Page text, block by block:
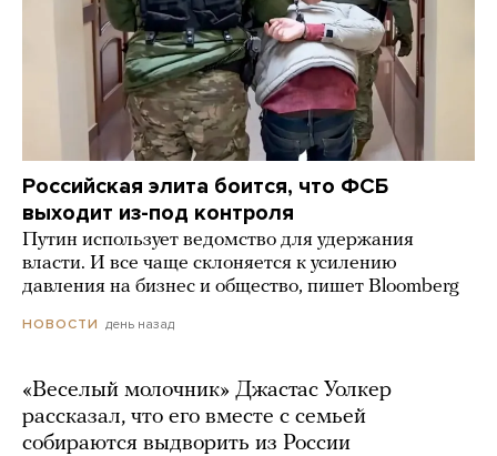
Российская элита боится, что ФСБ
выходит из-под контроля
Путин использует ведомство для удержания
власти. И все чаще склоняется к усилению
давления на бизнес и общество, пишет Bloomberg
НОВОСТИ день назад
«Веселый молочник» Джастас Уолкер
рассказал, что его вместе с семьей
собираются выдворить из России